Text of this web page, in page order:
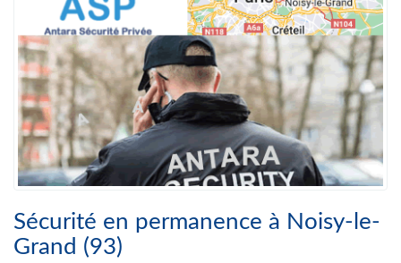
Sécurité en permanence à Noisy-le-
Grand (93)